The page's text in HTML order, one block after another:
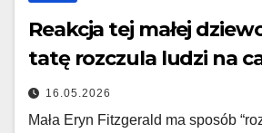
Reakcja tej małej
tatę rozczula ludzi na
16.05.2026
Mała Eryn Fitzgerald ma sposób